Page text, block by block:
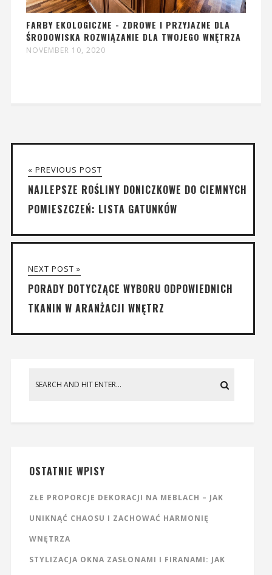
FARBY EKOLOGICZNE - ZDROWE I PRZYJAZNE DLA
ŚRODOWISKA ROZWIĄZANIE DLA TWOJEGO WNĘTRZA
NOVEMBER 10, 2020
« PREVIOUS POST
NAJLEPSZE ROŚLINY DONICZKOWE DO CIEMNYCH
POMIESZCZEŃ: LISTA GATUNKÓW
NEXT POST »
PORADY DOTYCZĄCE WYBORU ODPOWIEDNICH
TKANIN W ARANŻACJI WNĘTRZ
OSTATNIE WPISY
ZŁE PROPORCJE DEKORACJI NA MEBLACH – JAK
UNIKNĄĆ CHAOSU I ZACHOWAĆ HARMONIĘ
WNĘTRZA
STYLIZACJA OKNA ZASŁONAMI I FIRANAMI: JAK